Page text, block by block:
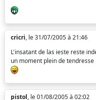
cricri, le 31/07/2005 à 21:46
L'insatant de las ieste reste
un moment plein de
pistol, le 01/08/2005 à 02:02